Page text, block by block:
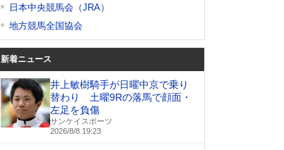
日本中央競馬会（JRA）
地方競馬全国協会
新着ニュース
井上敏樹騎手が日曜中京で乗り
替わり 土曜9Rの落馬で顔面・
左足を負傷
サンケイスポーツ
2026/8/8 19:23